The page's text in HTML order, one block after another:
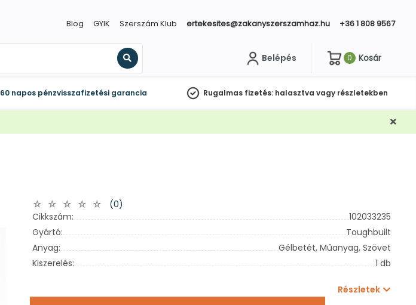
Blog GYIK Szerszám Klub ertekesites@zakanyszerszamhaz.hu +36 1 808 9567
Keresés
Belépés 0 Kosár
60 napos pénzvisszafizetési garancia Rugalmas fizetés: halasztva vagy részletekben
(0)
Cikkszám:
102033235
Gyártó:
Toughbuilt
Anyag:
Gélbetét, Műanyag, Szövet
Kiszerelés:
1 db
Részletek